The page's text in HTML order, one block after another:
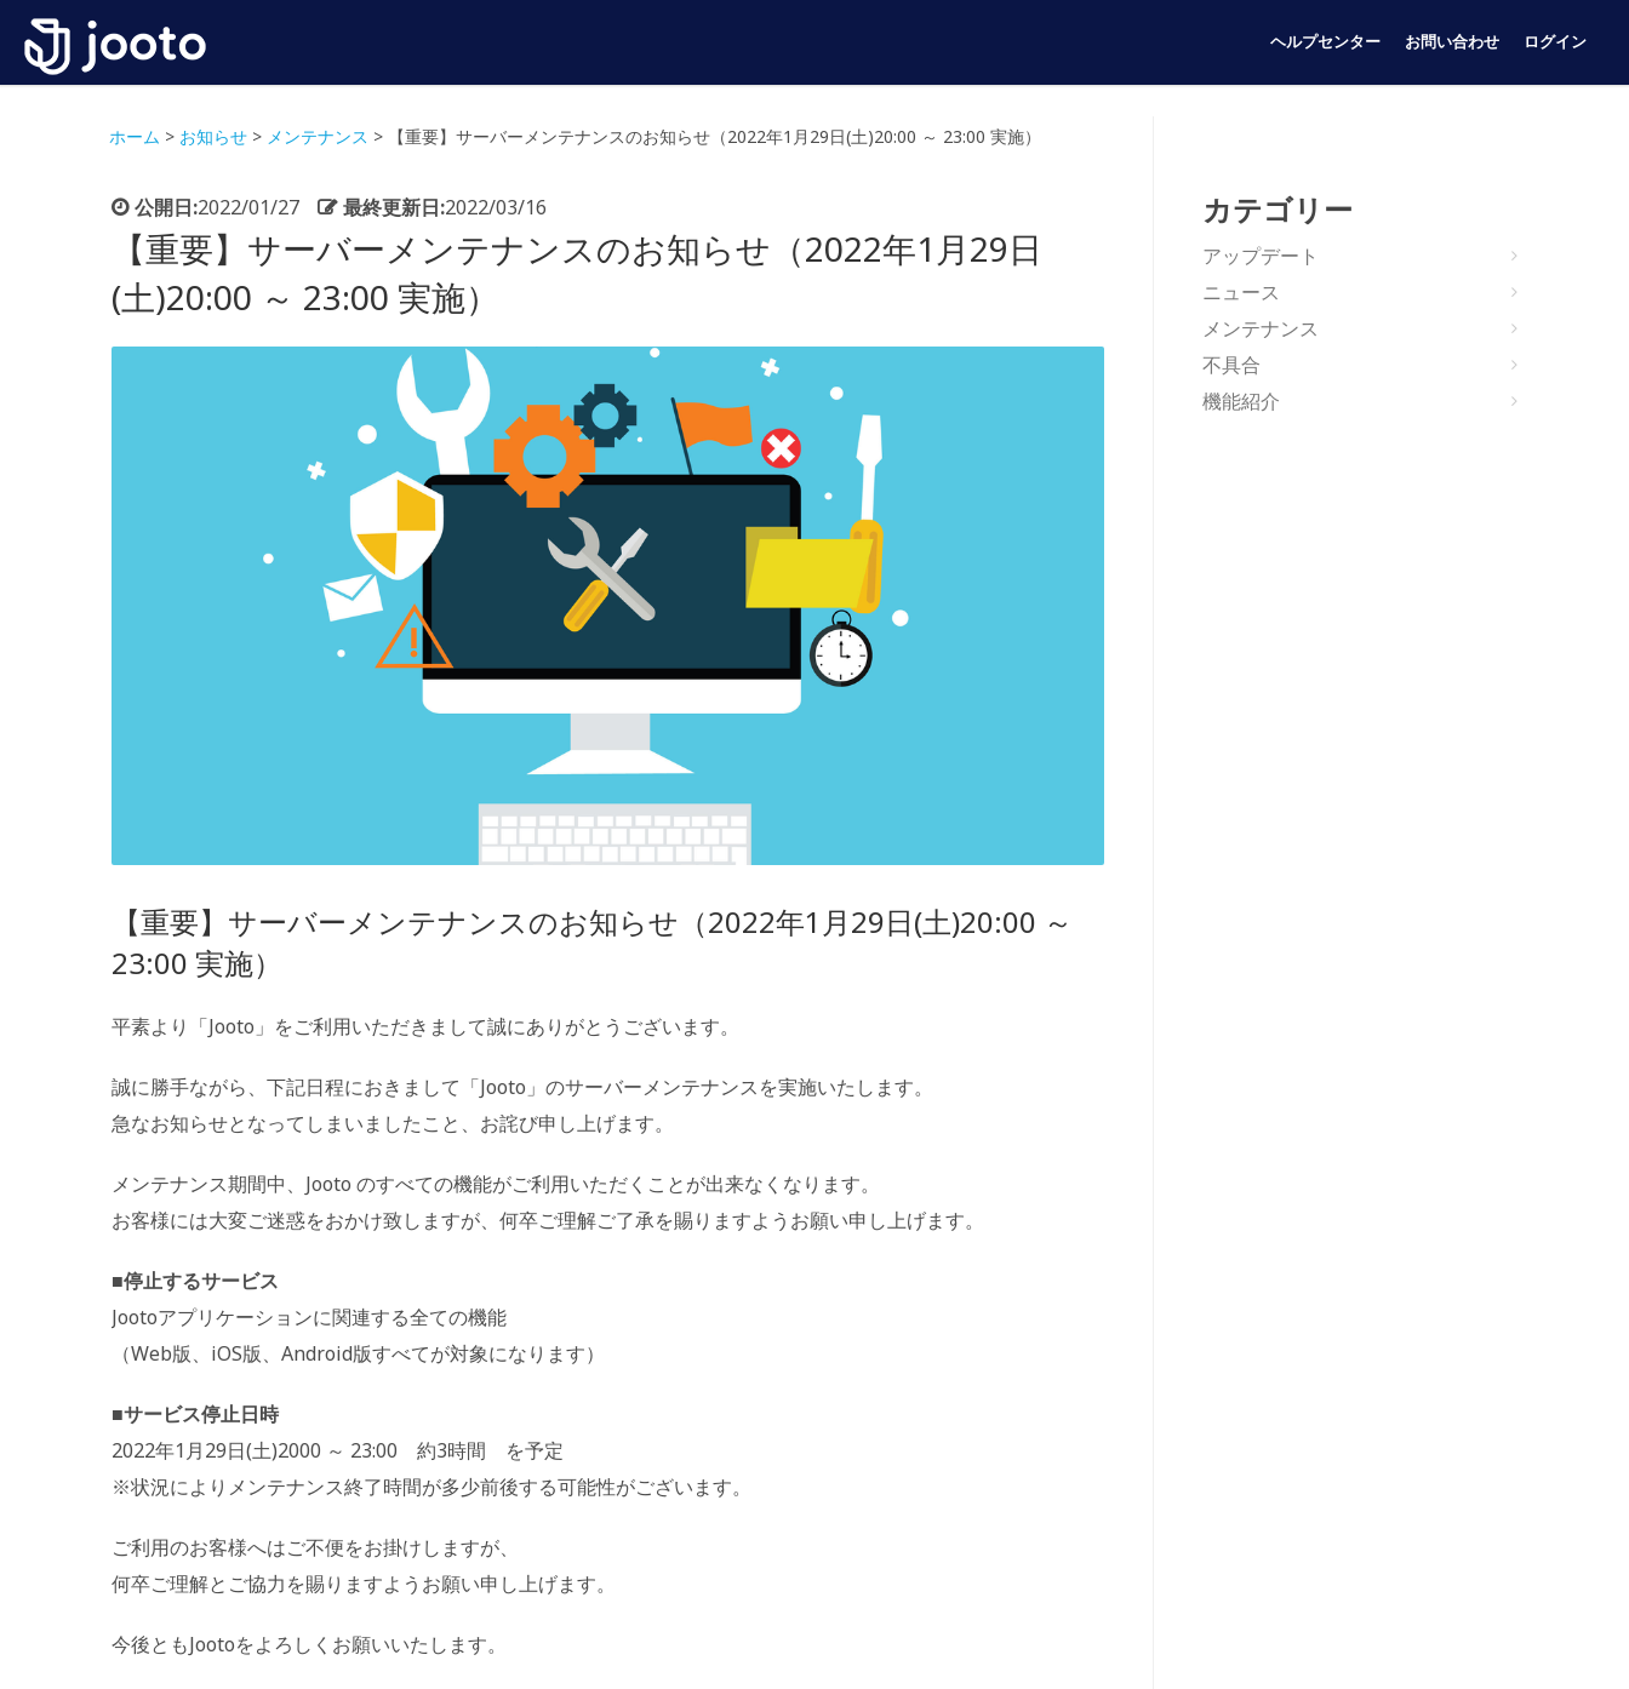
ヘルプセンター お問い合わせ ログイン
ホーム > お知らせ > メンテナンス > 【重要】サーバーメンテナンスのお知らせ（2022年1月29日(土)20:00 ～ 23:00 実施）
公開日:2022/01/27 最終更新日:2022/03/16
【重要】サーバーメンテナンスのお知らせ（2022年1月29日
(土)20:00 ～ 23:00 実施）
【重要】サーバーメンテナンスのお知らせ（2022年1月29日(土)20:00 ～
23:00 実施）
平素より「Jooto」をご利用いただきまして誠にありがとうございます。
誠に勝手ながら、下記日程におきまして「Jooto」のサーバーメンテナンスを実施いたします。
急なお知らせとなってしまいましたこと、お詫び申し上げます。
メンテナンス期間中、Jooto のすべての機能がご利用いただくことが出来なくなります。
お客様には大変ご迷惑をおかけ致しますが、何卒ご理解ご了承を賜りますようお願い申し上げます。
■停止するサービス
Jootoアプリケーションに関連する全ての機能
（Web版、iOS版、Android版すべてが対象になります）
■サービス停止日時
2022年1月29日(土)2000 ～ 23:00 約3時間 を予定
※状況によりメンテナンス終了時間が多少前後する可能性がございます。
ご利用のお客様へはご不便をお掛けしますが、
何卒ご理解とご協力を賜りますようお願い申し上げます。
今後ともJootoをよろしくお願いいたします。
カテゴリー
アップデート
ニュース
メンテナンス
不具合
機能紹介